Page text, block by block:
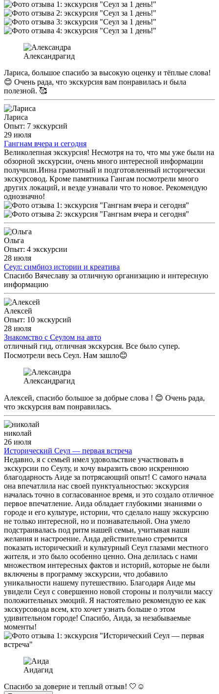
Александрагид
Лариса, большое спасибо за высокую оценку и тёплые слова!
😊 Очень рада, что экскурсия вам понравилась и была
полезной. 🥰
Лариса
Опыт: 7 экскурсий
29 июля
Гангнам вчера и сегодня
Великолепная экскурсия! Несмотря на то, что мы уже были на
обзорной экскурсии, очень много интересной информации
получили.Инна грамотный и подготовленный исторически
экскурсовод. Кроме памятника Гангам посмотрели много
других локаций, и везде узнавали что то новое. Рекомендую
однозначно!
Ольга
Опыт: 4 экскурсии
28 июля
Сеул: симбиоз истории и креатива
Спасибо Вячеславу за отличную организацию и интересную
информацию
Алексей
Опыт: 10 экскурсий
28 июля
Знакомство с Сеулом на авто
отличный гид, отличная экскурсия. Все было супер.
Посмотрели весь Сеул. Нам зашло😊
Александрагид
Алексей, спасибо большое за добрые слова ! 😊 Очень рада,
что экскурсия вам понравилась.
николай
26 июля
Исторический Сеул — первая встреча
Недавно, я с семьей имел удовольствие участвовать в
экскурсии по Сеулу, и хочу выразить свою искреннюю
благодарность Аиде за потрясающий опыт! С самого начала
она впечатлила нас своей пунктуальностью: экскурсия
началась точно в согласованное время, и это создало отличное
первое впечатление. Аида обладает глубокими знаниями о
городе и его культуре, истории, что сделало нашу экскурсию
не только интересной, но и познавательной. Она умело
подстраивалась под ритм нашей семьи, учитывая наши
желания и настроение. Аида действительно стремится
показать исторический и культурный Сеул глазами местного
жителя, и это было особенно ценно. Она делилась с нами
множеством интересных фактов и историй, которые не были
включены в программу экскурсии, что добавило
уникальности нашему путешествию. Благодаря Аиде мы
увидели Сеул с совершенно новой стороны и получили массу
положительных эмоций. Я настоятельно рекомендую ее как
экскурсовода всем, кто хочет узнать больше о этом
удивительном городе! Спасибо, Аида, за незабываемые
моменты!
Аидагид
Спасибо за доверие и теплый отзыв! 🤍☺️